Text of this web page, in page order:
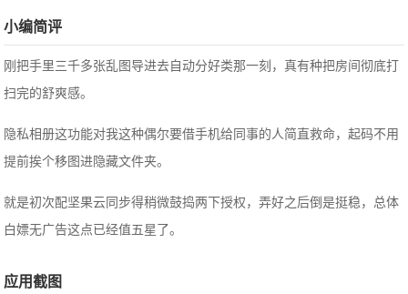
小编简评
刚把手里三千多张乱图导进去自动分好类那一刻，真有种把房间彻底打
扫完的舒爽感。
隐私相册这功能对我这种偶尔要借手机给同事的人简直救命，起码不用
提前挨个移图进隐藏文件夹。
就是初次配坚果云同步得稍微鼓捣两下授权，弄好之后倒是挺稳，总体
白嫖无广告这点已经值五星了。
应用截图